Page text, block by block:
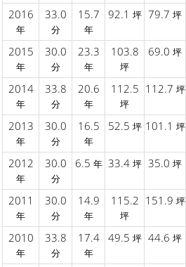
2016
年
33.0
分
15.7
年
92.1 坪 79.7 坪
2015
年
30.0
分
23.3
年
103.8
坪
69.0 坪
2014
年
33.8
分
20.6
年
112.5
坪
112.7 坪
2013
年
30.0
分
16.5
年
52.5 坪 101.1 坪
2012
年
30.0
分
6.5 年 33.4 坪 35.0 坪
2011
年
30.0
分
14.9
年
115.2
坪
151.9 坪
2010
年
33.8
分
17.4
年
49.5 坪 44.6 坪